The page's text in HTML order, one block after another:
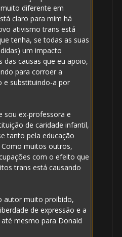
diferente em
claro para mim há
ativismo trans está
tenha, se todas as suas
um impacto
das causas que eu apoio,
para corroer a
e substituindo-a por
sou ex-professora e
de caridade infantil,
tanto pela educação
muitos outros,
com o efeito que
trans está causando
autor muito proibido,
de expressão e a
mesmo para Donald